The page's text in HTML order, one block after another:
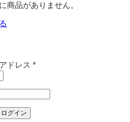
商品がありません。
ドレス *必
ログイン